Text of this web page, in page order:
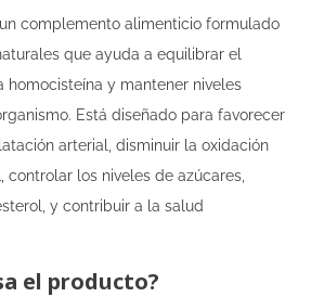
complemento alimenticio formulado
que ayuda a equilibrar el
homocisteína y mantener niveles
Está diseñado para favorecer
arterial, disminuir la oxidación
controlar los niveles de azúcares,
y contribuir a la salud
el producto?